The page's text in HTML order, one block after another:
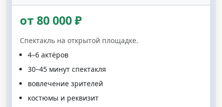
от 80 000 ₽
Спектакль на открытой площадке.
4–6 актёров
30–45 минут спектакля
вовлечение зрителей
костюмы и реквизит